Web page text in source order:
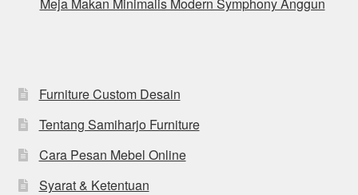
Meja Makan Minimalis Modern Symphony Anggun
Furniture Custom Desain
Tentang Samiharjo Furniture
Cara Pesan Mebel Online
Syarat & Ketentuan